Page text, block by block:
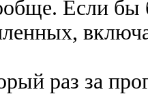
Если
раз за